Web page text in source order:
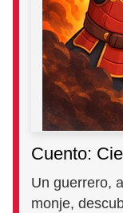
Cuento:
Un guerrero,
monje,